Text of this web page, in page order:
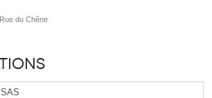
du Chêne
SAS